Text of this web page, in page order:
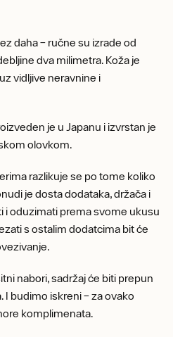
daha – ručne su izrade od
dva milimetra. Koža je
vidljive neravnine i
je u Japanu i izvrstan je
olovkom.
razlikuje se po tome koliko
je dosta dodataka, držača i
i oduzimati prema svome ukusu
s ostalim dodatcima bit će
nabori, sadržaj će biti prepun
I budimo iskreni – za ovako
komplimenata.